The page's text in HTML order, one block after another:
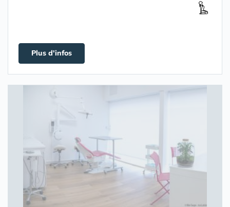
Plus d'infos